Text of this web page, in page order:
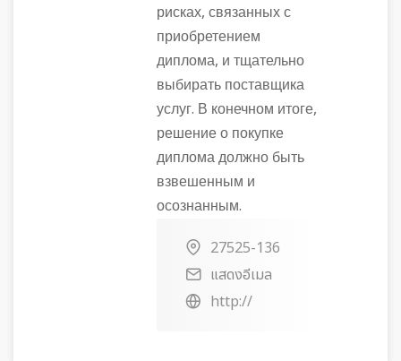
рисках, связанных с
приобретением
диплома, и тщательно
выбирать поставщика
услуг. В конечном итоге,
решение о покупке
диплома должно быть
взвешенным и
осознанным.
27525-136
แสดงอีเมล
http://